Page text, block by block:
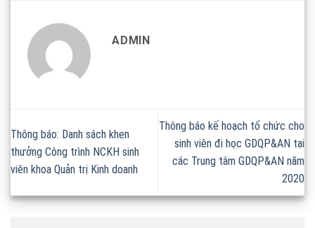
ADMIN
Thông báo: Danh sách khen
thưởng Công trình NCKH sinh
viên khoa Quản trị Kinh doanh
Thông báo kế hoạch tổ chức cho
sinh viên đi học GDQP&AN tại
các Trung tâm GDQP&AN năm
2020